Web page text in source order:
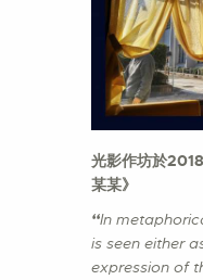
學校課程
出版
更多攝影資
光影作坊於2018
某某》
“In
is seen either
expression of